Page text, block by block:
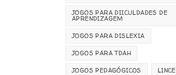
JOGOS PARA DIICULDADES DE
APRENDIZAGEM
JOGOS PARA DISLEXIA
JOGOS PARA TDAH
JOGOS PEDAGÓGICOS LINCE